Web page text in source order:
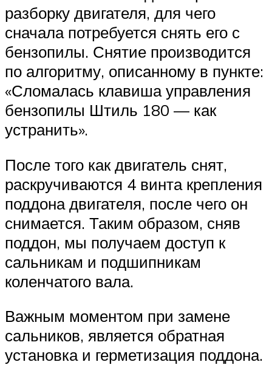
разборку двигателя, для чего
сначала потребуется снять его с
бензопилы. Снятие производится
по алгоритму, описанному в пункте:
«Сломалась клавиша управления
бензопилы Штиль 180 — как
устранить».
После того как двигатель снят,
раскручиваются 4 винта крепления
поддона двигателя, после чего он
снимается. Таким образом, сняв
поддон, мы получаем доступ к
сальникам и подшипникам
коленчатого вала.
Важным моментом при замене
сальников, является обратная
установка и герметизация поддона.